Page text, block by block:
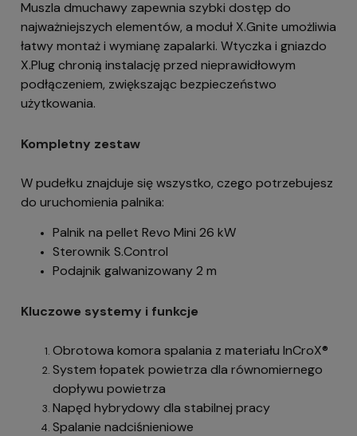
Muszla dmuchawy zapewnia szybki dostęp do
najważniejszych elementów, a moduł X.Gnite umożliwia
łatwy montaż i wymianę zapalarki. Wtyczka i gniazdo
X.Plug chronią instalację przed nieprawidłowym
podłączeniem, zwiększając bezpieczeństwo
użytkowania.
Kompletny zestaw
W pudełku znajduje się wszystko, czego potrzebujesz
do uruchomienia palnika:
Palnik na pellet Revo Mini 26 kW
Sterownik S.Control
Podajnik galwanizowany 2 m
Kluczowe systemy i funkcje
Obrotowa komora spalania z materiału InCroX®
System łopatek powietrza dla równomiernego
dopływu powietrza
Napęd hybrydowy dla stabilnej pracy
Spalanie nadciśnieniowe